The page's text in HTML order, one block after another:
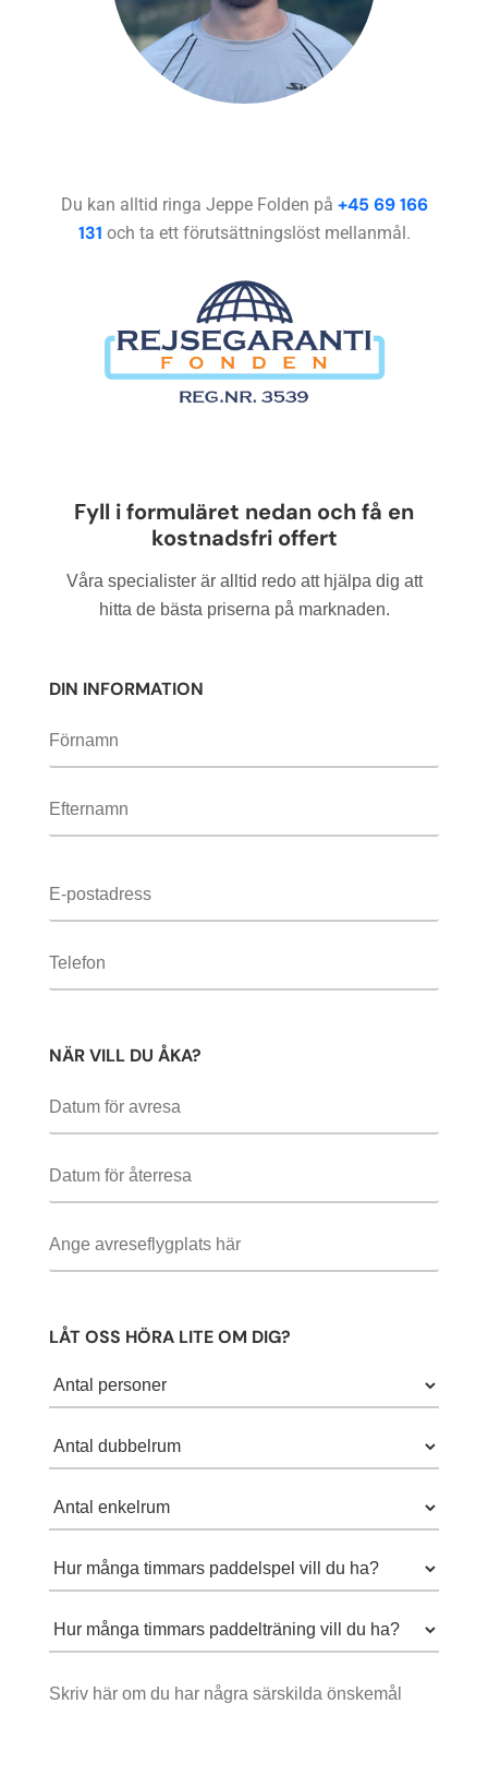
Du kan alltid ringa Jeppe Folden på +45 69 166
131 och ta ett förutsättningslöst mellanmål.
detta
tomt.
Fyll i formuläret nedan och få en
kostnadsfri offert
Våra specialister är alltid redo att hjälpa dig att
hitta de bästa priserna på marknaden.
DIN INFORMATION
NÄR VILL DU ÅKA?
LÅT OSS HÖRA LITE OM DIG?